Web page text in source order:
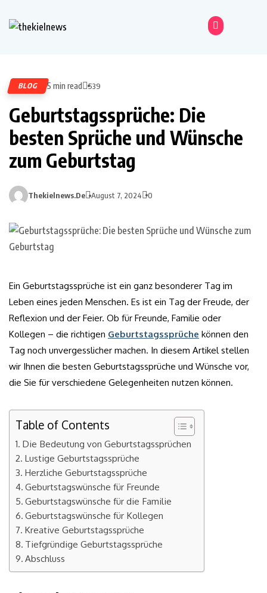
BLOG 5 min read 539
Geburtstagssprüche: Die
besten Sprüche und Wünsche
zum Geburtstag
Thekielnews.de August 7, 2024 0
Ein Geburtstagssprüche ist ein ganz besonderer Tag im
Leben eines jeden Menschen. Es ist ein Tag der Freude, der
Reflexion und der Feier. Ob für Freunde, Familie oder
Kollegen – die richtigen Geburtstagssprüche können den
Tag noch unvergesslicher machen. In diesem Artikel stellen
wir Ihnen die besten Geburtstagssprüche und Wünsche vor,
die Sie für verschiedene Gelegenheiten nutzen können.
Table of Contents
Die Bedeutung von Geburtstagssprüchen
Lustige Geburtstagssprüche
Herzliche Geburtstagssprüche
Geburtstagswünsche für Freunde
Geburtstagswünsche für die Familie
Geburtstagswünsche für Kollegen
Kreative Geburtstagssprüche
Tiefgründige Geburtstagssprüche
Abschluss